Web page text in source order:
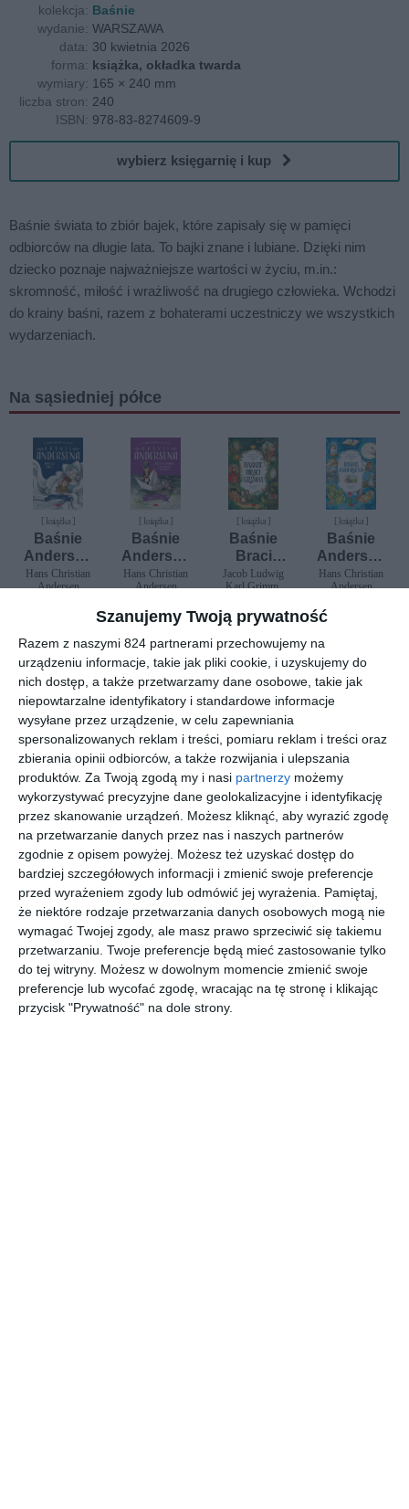
Szanujemy Twoją prywatność
Razem z naszymi 824 partnerami przechowujemy na
urządzeniu informacje, takie jak pliki cookie, i uzyskujemy do
nich dostęp, a także przetwarzamy dane osobowe, takie jak
niepowtarzalne identyfikatory i standardowe informacje
wysyłane przez urządzenie, w celu zapewniania
spersonalizowanych reklam i treści, pomiaru reklam i treści oraz
zbierania opinii odbiorców, a także rozwijania i ulepszania
produktów. Za Twoją zgodą my i nasi partnerzy możemy
wykorzystywać precyzyjne dane geolokalizacyjne i identyfikację
przez skanowanie urządzeń. Możesz kliknąć, aby wyrazić zgodę
na przetwarzanie danych przez nas i naszych partnerów
zgodnie z opisem powyżej. Możesz też uzyskać dostęp do
bardziej szczegółowych informacji i zmienić swoje preferencje
przed wyrażeniem zgody lub odmówić jej wyrażenia. Pamiętaj,
że niektóre rodzaje przetwarzania danych osobowych mogą nie
wymagać Twojej zgody, ale masz prawo sprzeciwić się takiemu
przetwarzaniu. Twoje preferencje będą mieć zastosowanie tylko
do tej witryny. Możesz w dowolnym momencie zmienić swoje
preferencje lub wycofać zgodę, wracając na tę stronę i klikając
przycisk "Prywatność" na dole strony.
kolekcja: Baśnie
wydanie: WARSZAWA
data: 30 kwietnia 2026
forma: książka, okładka twarda
wymiary: 165 × 240 mm
liczba stron: 240
ISBN: 978-83-8274609-9
wybierz księgarnię i kup
Baśnie świata to zbiór bajek, które zapisały się w pamięci
odbiorców na długie lata. To bajki znane i lubiane. Dzięki nim
dziecko poznaje najważniejsze wartości w życiu, m.in.:
skromność, miłość i wrażliwość na drugiego człowieka. Wchodzi
do krainy baśni, razem z bohaterami uczestniczy we wszystkich
wydarzeniach.
Na sąsiedniej półce
[ książka ]
Baśnie
Andersen
a.
Królowa
Hans Christian
Andersen
[ książka ]
Baśnie
Andersen
a. Dzielny
ołowiany
żołnierzyk
i inne
bajki
Hans Christian
Andersen
[ książka ]
Baśnie
Braci
Grimm
Jacob Ludwig
Karl Grimm,
Grimm
[ książka ]
Baśnie
Andersen
a
Hans Christian
Andersen
nowość
[ książka ]
Szkoła na
szóstkę.
Obliczenia
pieniężne
praca zbiorowa
nowość
[ książka ]
Bluey.
Tablica
praca zbiorowa
nowość
[ komiks ]
Gigant
Poleca
Extra.
Tom
5/2025.
Tajemnice
. Nieznany
autor
praca zbiorowa
nowość
Gigant
Poleca
Premium.
Tom
3/2026.
Superkwę
k 2
praca zbiorowa
nowość
[ e-book ]
Star Wars.
Opowieści
o Jedi i
Sithach
praca zbiorowa
nowość
[ książka ]
Magiczna
kraina
baśni
praca zbiorowa
nowość
[ książka, e-book ]
Księga
bajek
najnowsz
praca zbiorowa
[ komiks ]
Gigant
Poleca.
Tom
5/2026.
Wpakowa
praca zbiorowa
Szukasz książki, audiobooka? Skorzystaj z wyszukiwarki